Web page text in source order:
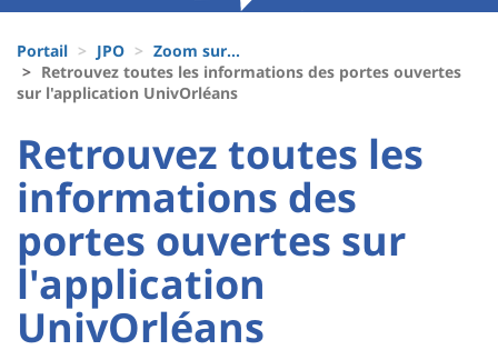
Recherche
Block
liste
des
composantes
d'Ariane
Portail JPO
Zoom sur...
Retrouvez toutes les informations des portes ouvertes
sur l'application UnivOrléans
University
:
Sidebar
University
:
Main
content
Titre
de
page
Retrouvez toutes les
informations des
portes ouvertes sur
l'application
UnivOrléans